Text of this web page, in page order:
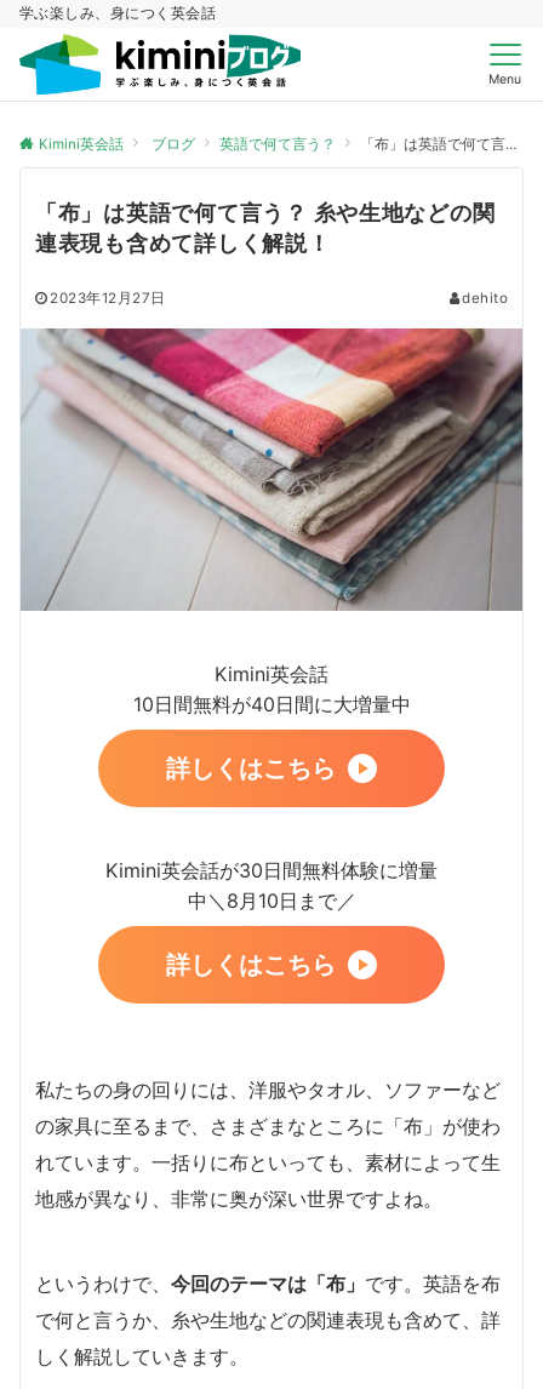
学ぶ楽しみ、身につく英会話
Menu
Kimini英会話 ブログ 英語で何て言う？ 「布」は英語で何て言う？ 糸や生地などの関連表現も含めて詳しく解説！
「布」は英語で何て言う？ 糸や生地などの関
連表現も含めて詳しく解説！
2023年12月27日 dehito
Kimini英会話
10日間無料が40日間に大増量中
詳しくはこちら
Kimini英会話が30日間無料体験に増量
中＼8月10日まで／
詳しくはこちら
私たちの身の回りには、洋服やタオル、ソファーなど
の家具に至るまで、さまざまなところに「布」が使わ
れています。一括りに布といっても、素材によって生
地感が異なり、非常に奥が深い世界ですよね。
というわけで、 今回のテーマは「布」 です。英語を布
で何と言うか、糸や生地などの関連表現も含めて、詳
しく解説していきます。